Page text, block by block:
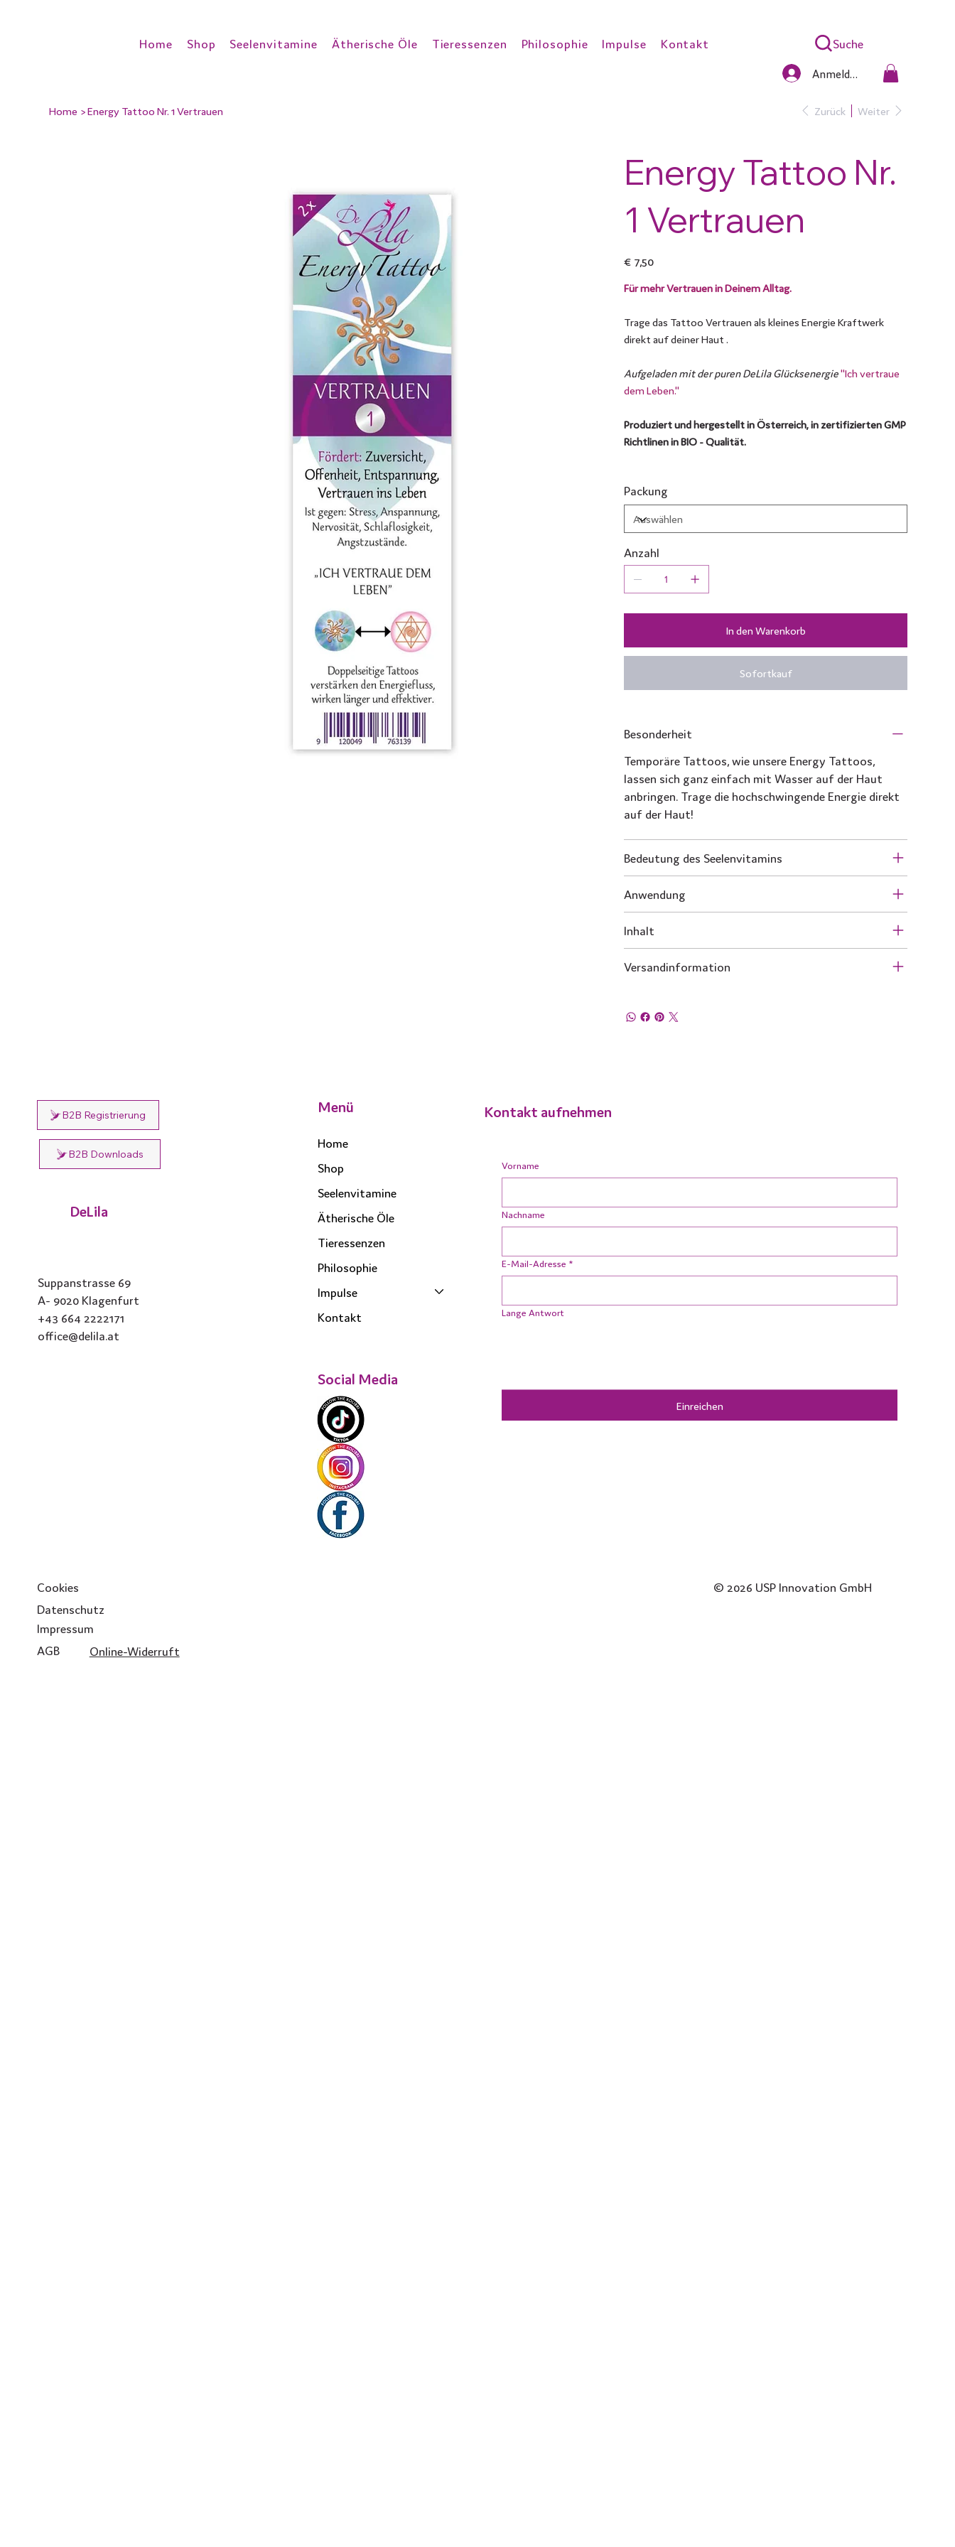
Home Shop Seelenvitamine Ätherische Öle Tieressenzen Philosophie Impulse Kontakt Suche
Anmelden
Home >Energy Tattoo Nr. 1 Vertrauen Zurück Weiter
Energy Tattoo Nr.
1 Vertrauen
€ 7,50
Für mehr Vertrauen in Deinem Alltag.
Trage das Tattoo Vertrauen als kleines Energie Kraftwerk
direkt auf deiner Haut .
Aufgeladen mit der puren DeLila Glücksenergie"Ich vertraue
dem Leben."
Produziert und hergestellt in Österreich, in zertifizierten GMP
Richtlinen in BIO - Qualität.
Packung
Anzahl
In den Warenkorb
Sofortkauf
Besonderheit
Temporäre Tattoos, wie unsere Energy Tattoos,
lassen sich ganz einfach mit Wasser auf der Haut
anbringen. Trage die hochschwingende Energie direkt
auf der Haut!
Bedeutung des Seelenvitamins
Anwendung
Inhalt
Versandinformation
B2B Registrierung
B2B Downloads
DeLila
Suppanstrasse 69
A- 9020 Klagenfurt
+43 664 2222171
office@delila.at
Menü
Home
Shop
Seelenvitamine
Ätherische Öle
Tieressenzen
Philosophie
Impulse
Kontakt
Social Media
Kontakt aufnehmen
Vorname
Nachname
E-Mail-Adresse *
Lange Antwort
Einreichen
Cookies
Datenschutz
Impressum
AGB
Online-Widerruft
© 2026 USP Innovation GmbH